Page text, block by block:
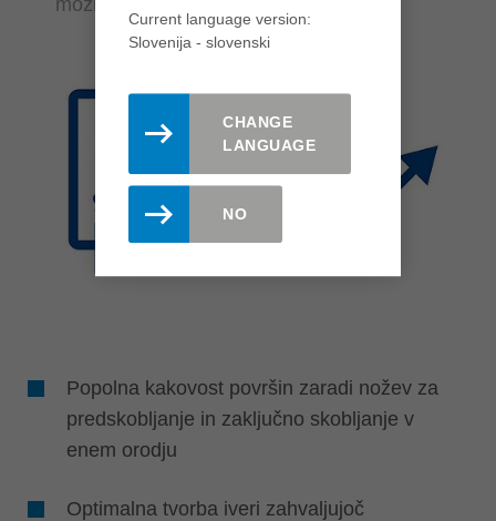
možnosti uporabe
Popolna kakovost površin zaradi nožev za
predskobljanje in zaključno skobljanje v
enem orodju
Optimalna tvorba iveri zahvaljujoč
Current language version:
Slovenija - slovenski
CHANGE
LANGUAGE
NO